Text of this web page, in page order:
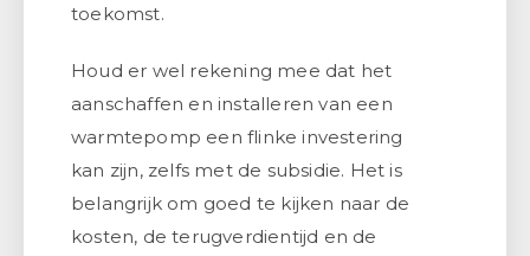
toekomst.
Houd er wel rekening mee dat het
aanschaffen en installeren van een
warmtepomp een flinke investering
kan zijn, zelfs met de subsidie. Het is
belangrijk om goed te kijken naar de
kosten, de terugverdientijd en de